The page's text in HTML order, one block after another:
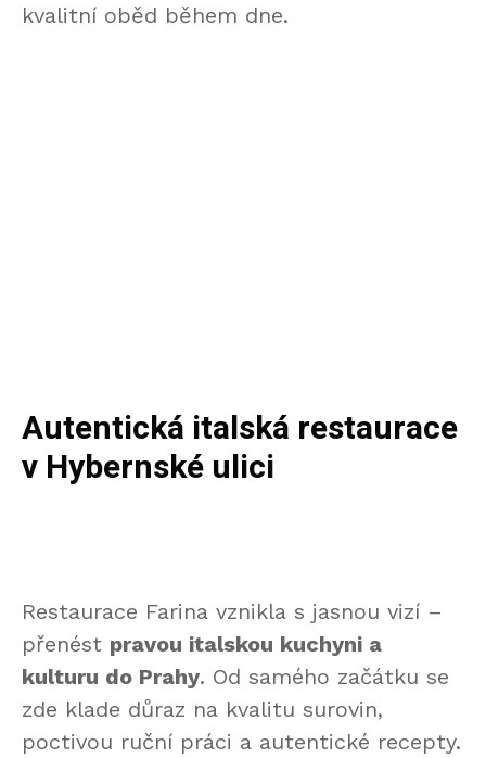
kvalitní oběd během dne.
Autentická italská restaurace
v Hybernské ulici
Restaurace Farina vznikla s jasnou vizí –
přenést pravou italskou kuchyni a
kulturu do Prahy. Od samého začátku se
zde klade důraz na kvalitu surovin,
poctivou ruční práci a autentické recepty.